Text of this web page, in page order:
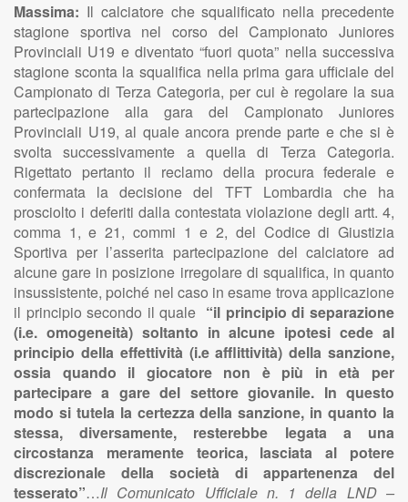
Massima: Il calciatore che squalificato nella precedente
stagione sportiva nel corso del Campionato Juniores
Provinciali U19 e diventato “fuori quota” nella successiva
stagione sconta la squalifica nella prima gara ufficiale del
Campionato di Terza Categoria, per cui è regolare la sua
partecipazione alla gara del Campionato Juniores
Provinciali U19, al quale ancora prende parte e che si è
svolta successivamente a quella di Terza Categoria.
Rigettato pertanto il reclamo della procura federale e
confermata la decisione del TFT Lombardia che ha
prosciolto i deferiti dalla contestata violazione degli artt. 4,
comma 1, e 21, commi 1 e 2, del Codice di Giustizia
Sportiva per l’asserita partecipazione del calciatore ad
alcune gare in posizione irregolare di squalifica, in quanto
insussistente, poiché nel caso in esame trova applicazione
il principio secondo il quale “il principio di separazione
(i.e. omogeneità) soltanto in alcune ipotesi cede al
principio della effettività (i.e afflittività) della sanzione,
ossia quando il giocatore non è più in età per
partecipare a gare del settore giovanile. In questo
modo si tutela la certezza della sanzione, in quanto la
stessa, diversamente, resterebbe legata a una
circostanza meramente teorica, lasciata al potere
discrezionale della società di appartenenza del
tesserato”…Il Comunicato Ufficiale n. 1 della LND –